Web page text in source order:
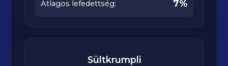
Átlagos lefedettség: 7%
Sültkrumpli